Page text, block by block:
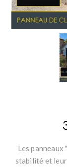
Les
stabilité et